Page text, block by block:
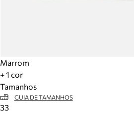
Marrom
+ 1 cor
Tamanhos
GUIA DE TAMANHOS
33